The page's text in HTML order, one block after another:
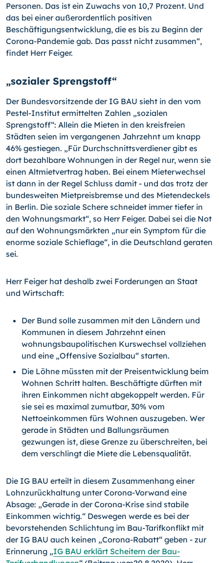
Personen. Das ist ein Zuwachs von 10,7 Prozent. Und
das bei einer außerordentlich positiven
Beschäftigungsentwicklung, die es bis zu Beginn der
Corona-Pandemie gab. Das passt nicht zusammen“,
findet Herr Feiger.
„sozialer Sprengstoff“
Der Bundesvorsitzende der IG BAU sieht in den vom
Pestel-Institut ermittelten Zahlen „sozialen
Sprengstoff“: Allein die Mieten in den kreisfreien
Städten seien im vergangenen Jahrzehnt um knapp
46% gestiegen. „Für Durchschnittsverdiener gibt es
dort bezahlbare Wohnungen in der Regel nur, wenn sie
einen Altmietvertrag haben. Bei einem Mieterwechsel
ist dann in der Regel Schluss damit - und das trotz der
bundesweiten Mietpreisbremse und des Mietendeckels
in Berlin. Die soziale Schere schneidet immer tiefer in
den Wohnungsmarkt“, so Herr Feiger. Dabei sei die Not
auf den Wohnungsmärkten „nur ein Symptom für die
enorme soziale Schieflage“, in die Deutschland geraten
sei.
Herr Feiger hat deshalb zwei Forderungen an Staat
und Wirtschaft:
Der Bund solle zusammen mit den Ländern und
Kommunen in diesem Jahrzehnt einen
wohnungsbaupolitischen Kurswechsel vollziehen
und eine „Offensive Sozialbau“ starten.
Die Löhne müssten mit der Preisentwicklung beim
Wohnen Schritt halten. Beschäftigte dürften mit
ihren Einkommen nicht abgekoppelt werden. Für
sie sei es maximal zumutbar, 30% vom
Nettoeinkommen fürs Wohnen auszugeben. Wer
gerade in Städten und Ballungsräumen
gezwungen ist, diese Grenze zu überschreiten, bei
dem verschlingt die Miete die Lebensqualität.
Die IG BAU erteilt in diesem Zusammenhang einer
Lohnzurückhaltung unter Corona-Vorwand eine
Absage: „Gerade in der Corona-Krise sind stabile
Einkommen wichtig.“ Deswegen werde es bei der
bevorstehenden Schlichtung im Bau-Tarifkonflikt mit
der IG BAU auch keinen „Corona-Rabatt“ geben - zur
Erinnerung „IG BAU erklärt Scheitern der Bau-